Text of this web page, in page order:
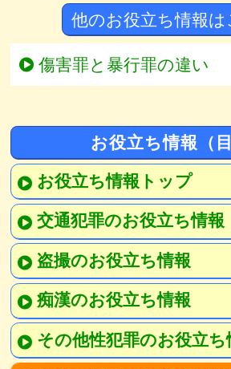
他のお役立ち情報は
傷害罪と暴行罪の違い
お役立ち情報（目
お役立ち情報トップ
交通犯罪のお役立ち情報
盗撮のお役立ち情報
痴漢のお役立ち情報
その他性犯罪のお役立ち